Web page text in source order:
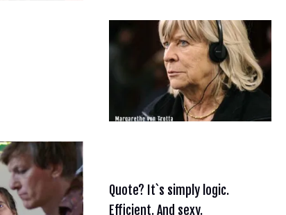
Quote? It`s simply logic.
Efficient. And sexy.